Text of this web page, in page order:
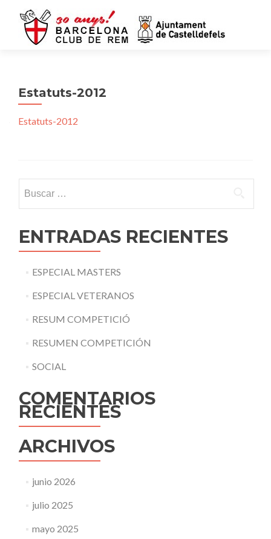
Estatuts-2012
Estatuts-2012
ENTRADAS RECIENTES
ESPECIAL MASTERS
ESPECIAL VETERANOS
RESUM COMPETICIÓ
RESUMEN COMPETICIÓN
SOCIAL
COMENTARIOS
RECIENTES
ARCHIVOS
junio 2026
julio 2025
mayo 2025